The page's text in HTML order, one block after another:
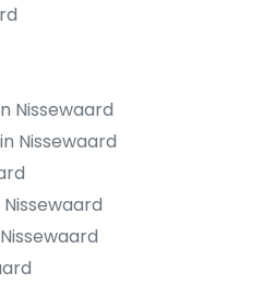
Nissewaard
Nissewaard